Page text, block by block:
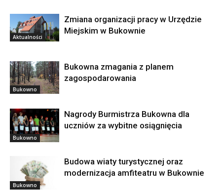
Aktualności
Zmiana organizacji pracy w Urzędzie
Miejskim w Bukownie
Bukowno
Bukowna zmagania z planem
zagospodarowania
Bukowno
Nagrody Burmistrza Bukowna dla
uczniów za wybitne osiągnięcia
Bukowno
Budowa wiaty turystycznej oraz
modernizacja amfiteatru w Bukownie